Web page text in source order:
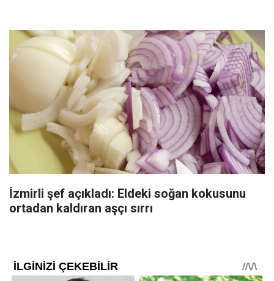
İzmirli şef açıkladı: Eldeki soğan kokusunu
ortadan kaldıran aşçı sırrı